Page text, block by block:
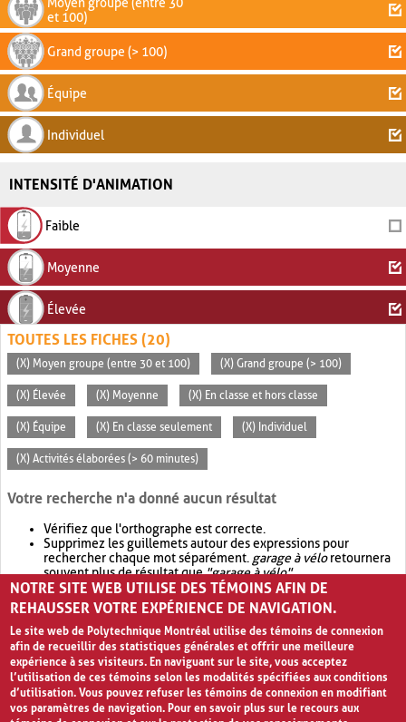
et 100)
Grand groupe (> 100)
Équipe
Individuel
INTENSITÉ D'ANIMATION
Faible
Moyenne
Élevée
TOUTES LES FICHES (20)
(X) Moyen groupe (entre 30 et 100) (X) Grand groupe (> 100)
(X) Élevée (X) Moyenne (X) En classe et hors classe
(X) Équipe (X) En classe seulement (X) Individuel
(X) Activités élaborées (> 60 minutes)
Votre recherche n'a donné aucun résultat
Vérifiez que l'orthographe est correcte.
Supprimez les guillemets autour des expressions pour
rechercher chaque mot séparément. garage à véloretournera
souvent plus de résultat que"garage à vélo".
Envisagez d'élargir votre recherche avec OR.garage OR vélo
retournera souvent plus de résultat quegarage à vélo
NOTRE SITE WEB UTILISE DES TÉMOINS AFIN DE
REHAUSSER VOTRE EXPÉRIENCE DE NAVIGATION.
Le site web de Polytechnique Montréal utilise des témoins de connexion
afin de recueillir des statistiques générales et offrir une meilleure
expérience à ses visiteurs. En naviguant sur le site, vous acceptez
l’utilisation de ces témoins selon les modalités spécifiées aux conditions
d’utilisation. Vous pouvez refuser les témoins de connexion en modifiant
vos paramètres de navigation. Pour en savoir plus sur le recours aux